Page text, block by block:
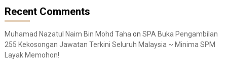
Recent Comments
Muhamad Nazatul Naim Bin Mohd Tahaon SPA Buka Pengambilan
255 Kekosongan Jawatan Terkini Seluruh Malaysia ~ Minima SPM
Layak Memohon!